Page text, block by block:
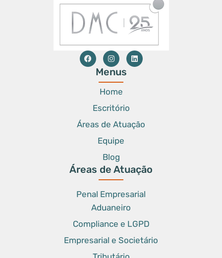
Menus
Home
Escritório
Áreas de Atuação
Equipe
Blog
Áreas de Atuação
Penal Empresarial
Aduaneiro
Compliance e LGPD
Empresarial e Societário